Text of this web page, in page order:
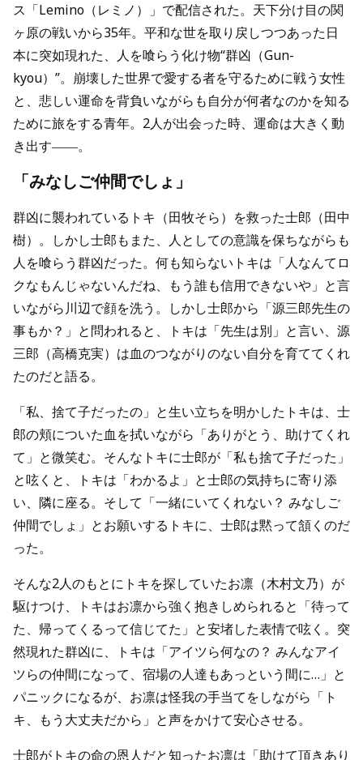
ス「Lemino（レミノ）」で配信された。天下分け目の関
ヶ原の戦いから35年。平和な世を取り戻しつつあった日
本に突如現れた、人を喰らう化け物“群凶（Gun-
kyou）”。崩壊した世界で愛する者を守るために戦う女性
と、悲しい運命を背負いながらも自分が何者なのかを知る
ために旅をする青年。2人が出会った時、運命は大きく動
き出す――。
「みなしご仲間でしょ」
群凶に襲われているトキ（田牧そら）を救った士郎（田中
樹）。しかし士郎もまた、人としての意識を保ちながらも
人を喰らう群凶だった。何も知らないトキは「人なんてロ
クなもんじゃないんだね、もう誰も信用できないや」と言
いながら川辺で顔を洗う。しかし士郎から「源三郎先生の
事もか？」と問われると、トキは「先生は別」と言い、源
三郎（高橋克実）は血のつながりのない自分を育ててくれ
たのだと語る。
「私、捨て子だったの」と生い立ちを明かしたトキは、士
郎の頬についた血を拭いながら「ありがとう、助けてくれ
て」と微笑む。そんなトキに士郎が「私も捨て子だった」
と呟くと、トキは「わかるよ」と士郎の気持ちに寄り添
い、隣に座る。そして「一緒にいてくれない？ みなしご
仲間でしょ」とお願いするトキに、士郎は黙って頷くのだ
った。
そんな2人のもとにトキを探していたお凛（木村文乃）が
駆けつけ、トキはお凛から強く抱きしめられると「待って
た、帰ってくるって信じてた」と安堵した表情で呟く。突
然現れた群凶に、トキは「アイツら何なの？ みんなアイ
ツらの仲間になって、宿場の人達もあっという間に…」と
パニックになるが、お凛は怪我の手当てをしながら「ト
キ、もう大丈夫だから」と声をかけて安心させる。
士郎がトキの命の恩人だと知ったお凛は「助けて頂きあり